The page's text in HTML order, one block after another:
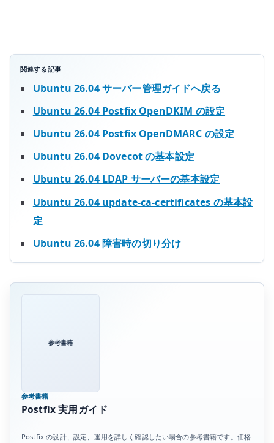
す
関連する記事
Ubuntu 26.04 サーバー管理ガイドへ戻る
Ubuntu 26.04 Postfix OpenDKIM の設定
Ubuntu 26.04 Postfix OpenDMARC の設定
Ubuntu 26.04 Dovecot の基本設定
Ubuntu 26.04 LDAP サーバーの基本設定
Ubuntu 26.04 update-ca-certificates の基本設
定
Ubuntu 26.04 障害時の切り分け
参考書籍
参考書籍
Postfix 実用ガイド
Postfix の設計、設定、運用を詳しく確認したい場合の参考書籍です。価格